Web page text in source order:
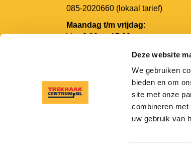
Deze website
We gebruiken
bieden en om
site met onze
combineren
uw gebruik van
085-2020660 (lokaal tarief)
Maandag t/m vrijdag:
Van 8.00 tot 17.30 uur